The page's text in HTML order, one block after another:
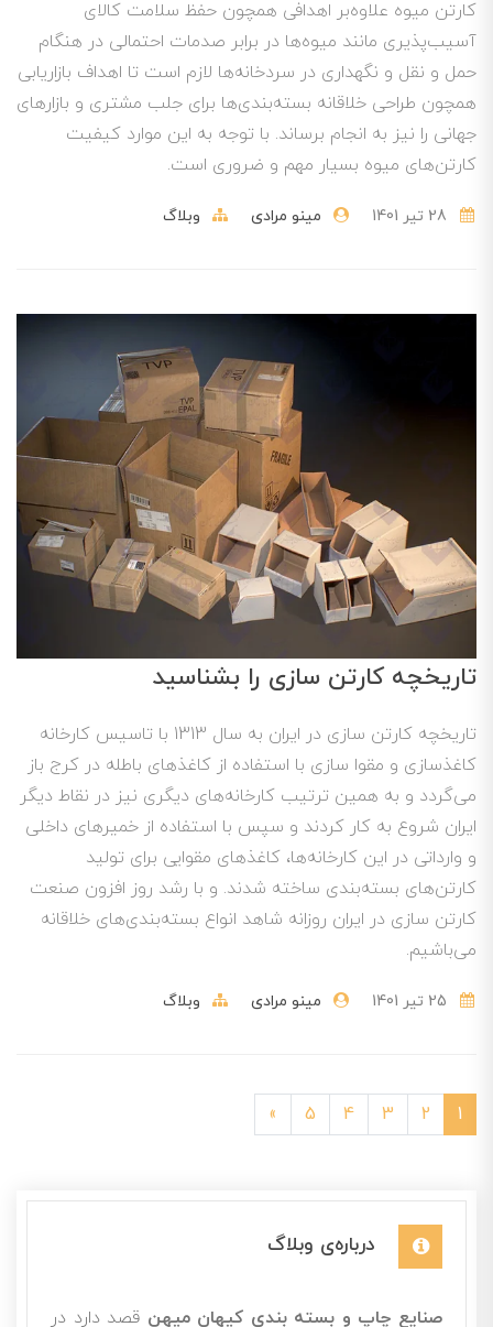
کارتن میوه علاوه‌بر اهدافی همچون حفظ سلامت کالای
آسیب‌پذیری مانند میوه‌ها در برابر صدمات احتمالی در هنگام
حمل و نقل و نگهداری در سردخانه‌ها لازم است تا اهداف بازاریابی
همچون طراحی خلاقانه بسته‌بندی‌ها برای جلب مشتری و بازارهای
جهانی را نیز به انجام برساند. با توجه به این موارد کیفیت
کارتن‌های میوه بسیار مهم و ضروری است.
مینو مرادی وبلاگ
تاریخچه کارتن سازی را بشناسید
تاریخچه کارتن سازی در ایران به سال 1313 با تاسیس کارخانه
کاغذسازی و مقوا سازی با استفاده از کاغذهای باطله در کرج باز
می‌گردد و به همین ترتیب کارخانه‌های دیگری نیز در نقاط دیگر
ایران شروع به کار کردند و سپس با استفاده از خمیر‌های داخلی
و وارداتی در این کارخانه‌ها، کاغذهای مقوایی برای تولید
کارتن‌های بسته‌بندی ساخته شدند. و با رشد روز افزون صنعت
کارتن سازی در ایران روزانه شاهد انواع بسته‌بندی‌های خلاقانه
می‌باشیم.
مینو مرادی وبلاگ
1
2
3
4
5
»
درباره‌ی وبلاگ
صنایع چاپ و بسته بندی کیهان میهن قصد دارد در